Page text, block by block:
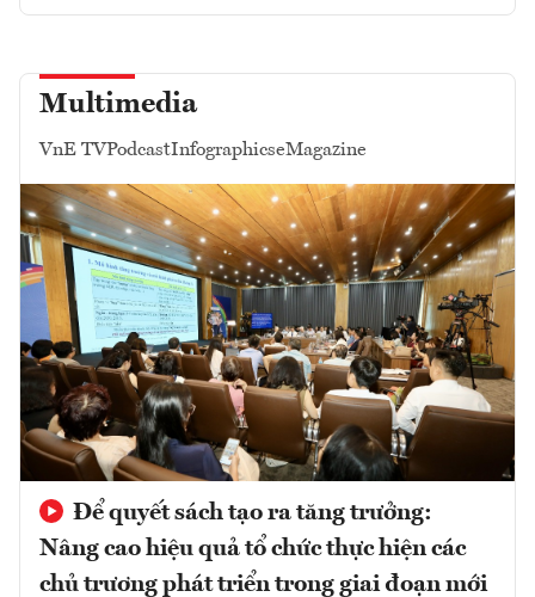
Multimedia
VnE TVPodcastInfographicseMagazine
Để quyết sách tạo ra tăng trưởng:
Nâng cao hiệu quả tổ chức thực hiện các
chủ trương phát triển trong giai đoạn mới